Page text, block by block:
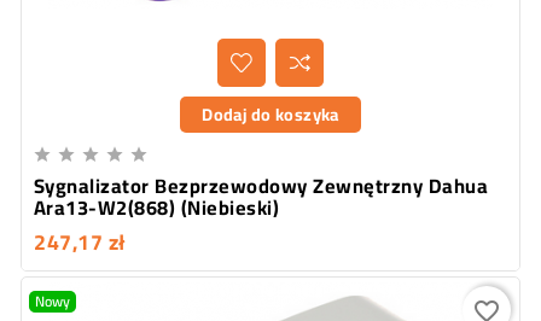
Dodaj do koszyka
    
Sygnalizator Bezprzewodowy Zewnętrzny Dahua
Ara13-W2(868) (Niebieski)
247,17 zł
Nowy favorite_border